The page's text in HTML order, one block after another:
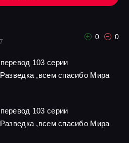
0 0
103 серии
,всем спасибо Мира
103 серии
,всем спасибо Мира